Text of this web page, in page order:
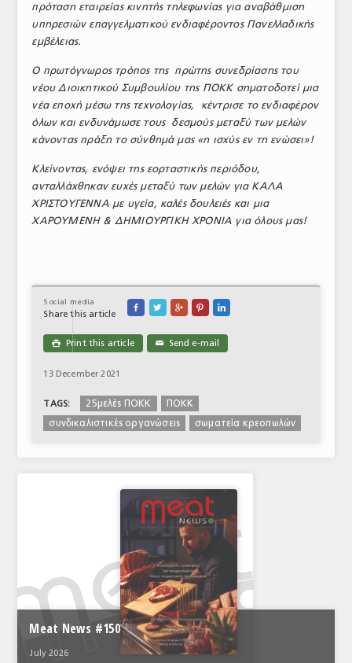
πρόταση εταιρείας κινητής τηλεφωνίας για αναβάθμιση
υπηρεσιών επαγγελματικού ενδιαφέροντος Πανελλαδικής
εμβέλειας.
Ο πρωτόγνωρος τρόπος της πρώτης συνεδρίασης του
νέου Διοικητικού Συμβουλίου της ΠΟΚΚ σηματοδοτεί μια
νέα εποχή μέσω της τεχνολογίας, κέντρισε το ενδιαφέρον
όλων και ενδυνάμωσε τους δεσμούς μεταξύ των μελών
κάνοντας πράξη το σύνθημά μας «η ισχύς εν τη ενώσει»!
Κλείνοντας, ενόψει της εορταστικής περιόδου,
ανταλλάχθηκαν ευχές μεταξύ των μελών για ΚΑΛΑ
ΧΡΙΣΤΟΥΓΕΝΝΑ με υγεία, καλές δουλειές και μια
ΧΑΡΟΥΜΕΝΗ & ΔΗΜΙΟΥΡΓΙΚΗ ΧΡΟΝΙΑ για όλους μας!
Social media
Share this article
    
 Print this article ✉ Send e-mail
13 December 2021
TAGS: 25μελές ΠΟΚΚ
ΠΟΚΚ
συνδικαλιστικές οργανώσεις
σωματεία κρεοπωλών
Meat News #150
July 2026